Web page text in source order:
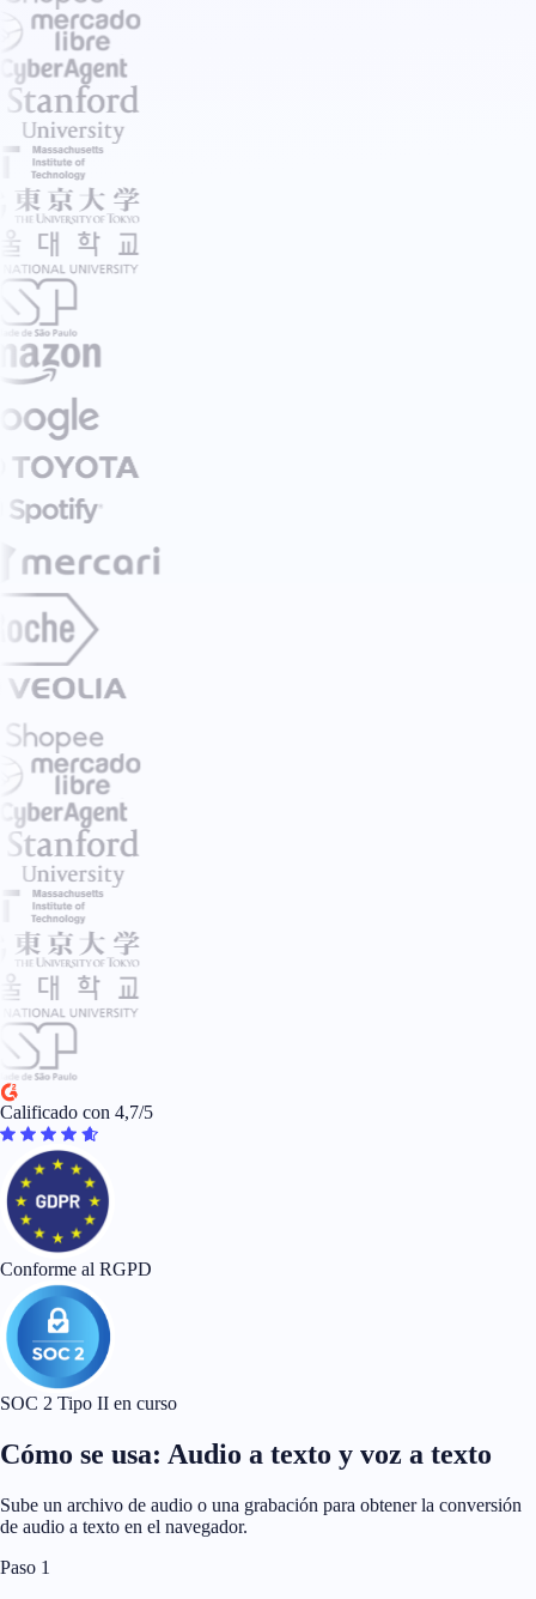
Calificado con 4,7/5
Conforme al RGPD
SOC 2 Tipo II en curso
Cómo se usa: Audio a texto y voz a texto
Sube un archivo de audio o una grabación para obtener la conversión
de audio a texto en el navegador.
Paso 1